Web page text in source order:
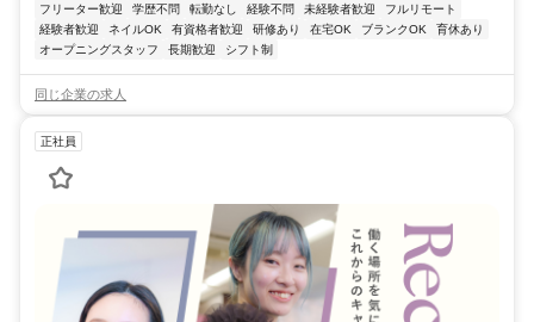
フリーター歓迎
学歴不問 転勤なし 経験不問 未経験者歓迎
フルリモート
経験者歓迎
ネイルOK 有資格者歓迎 研修あり 在宅OK ブランクOK
育休あり
オープニングスタッフ
長期歓迎 シフト制
同じ企業の求人
正社員